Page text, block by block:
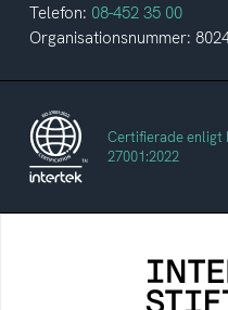
Telefon: 08-452 35 00
Organisationsnummer:
Certifierade enligt
27001:2022
Internetstiftelsen
bidrar positivt till